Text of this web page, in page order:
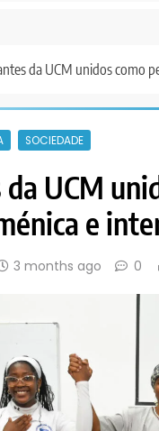
da UCM unidos como
SOCIEDADE
UCM
e
3 months ago 0